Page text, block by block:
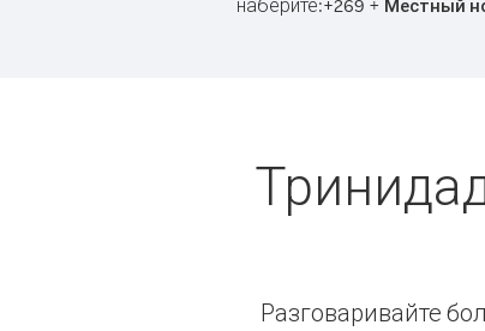
наберите:+269 + Местный
Разговаривайте